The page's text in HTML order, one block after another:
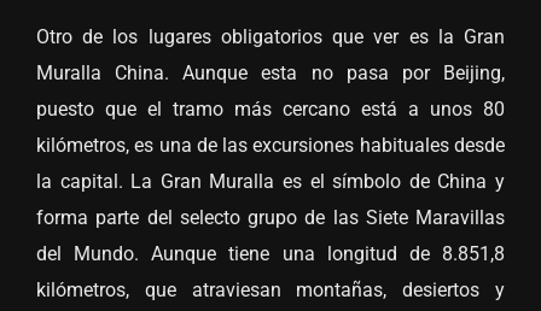
Otro de los lugares obligatorios que ver es la Gran
Muralla China. Aunque esta no pasa por Beijing,
puesto que el tramo más cercano está a unos 80
kilómetros, es una de las excursiones habituales desde
la capital. La Gran Muralla es el símbolo de China y
forma parte del selecto grupo de las Siete Maravillas
del Mundo. Aunque tiene una longitud de 8.851,8
kilómetros, que atraviesan montañas, desiertos y